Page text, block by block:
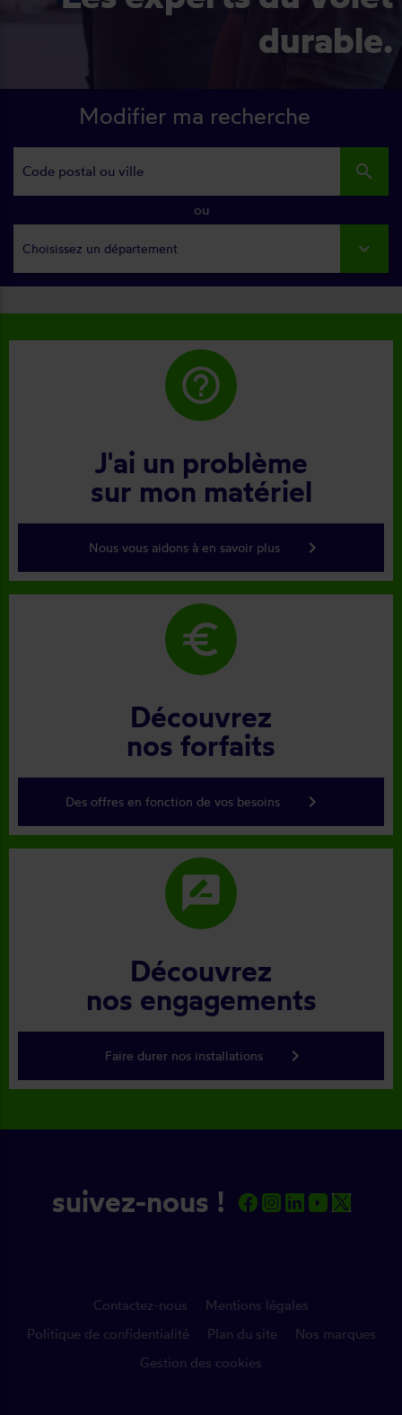
durable.
Modifier ma recherche
search
ou
Choisissez un département
help_outline
J'ai un problème
sur mon matériel
Nous vous aidons à en savoir plus keyboard_arrow_right
euro
Découvrez
nos forfaits
Des offres en fonction de vos besoins keyboard_arrow_right
rate_review
Découvrez
nos engagements
Faire durer nos installations keyboard_arrow_right
suivez-nous !
Contactez-nous
Mentions légales
Politique de confidentialité
Plan du site
Nos marques
Gestion des cookies